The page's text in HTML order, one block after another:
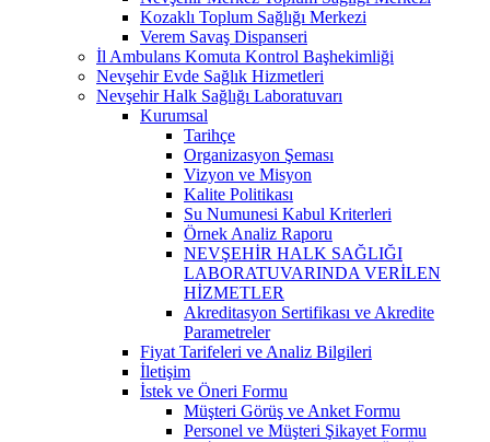
Kozaklı Toplum Sağlığı Merkezi
Verem Savaş Dispanseri
İl Ambulans Komuta Kontrol Başhekimliği
Nevşehir Evde Sağlık Hizmetleri
Nevşehir Halk Sağlığı Laboratuvarı
Kurumsal
Tarihçe
Organizasyon Şeması
Vizyon ve Misyon
Kalite Politikası
Su Numunesi Kabul Kriterleri
Örnek Analiz Raporu
NEVŞEHİR HALK SAĞLIĞI
LABORATUVARINDA VERİLEN
HİZMETLER
Akreditasyon Sertifikası ve Akredite
Parametreler
Fiyat Tarifeleri ve Analiz Bilgileri
İletişim
İstek ve Öneri Formu
Müşteri Görüş ve Anket Formu
Personel ve Müşteri Şikayet Formu